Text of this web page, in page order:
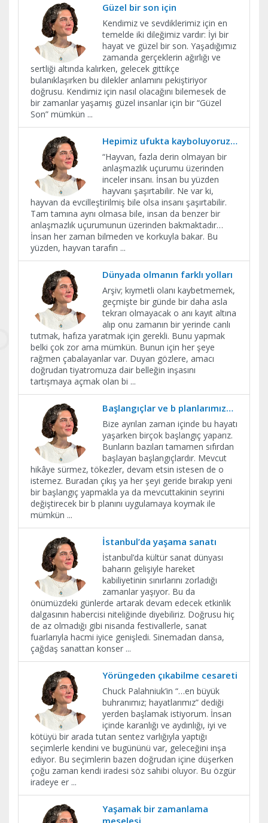
Güzel bir son için
Kendimiz ve sevdiklerimiz için en
temelde iki dileğimiz vardır: İyi bir
hayat ve güzel bir son. Yaşadığımız
zamanda gerçeklerin ağırlığı ve
sertliği altında kalırken, gelecek gittikçe
bulanıklaşırken bu dilekler anlamını pekiştiriyor
doğrusu. Kendimiz için nasıl olacağını bilemesek de
bir zamanlar yaşamış güzel insanlar için bir “Güzel
Son” mümkün ...
Hepimiz ufukta kayboluyoruz…
“Hayvan, fazla derin olmayan bir
anlaşmazlık uçurumu üzerinden
inceler insanı. İnsan bu yüzden
hayvanı şaşırtabilir. Ne var ki,
hayvan da evcilleştirilmiş bile olsa insanı şaşırtabilir.
Tam tamına aynı olmasa bile, insan da benzer bir
anlaşmazlık uçurumunun üzerinden bakmaktadır…
İnsan her zaman bilmeden ve korkuyla bakar. Bu
yüzden, hayvan tarafın ...
Dünyada olmanın farklı yolları
Arşiv; kıymetli olanı kaybetmemek,
geçmişte bir günde bir daha asla
tekrarı olmayacak o anı kayıt altına
alıp onu zamanın bir yerinde canlı
tutmak, hafıza yaratmak için gerekli. Bunu yapmak
belki çok zor ama mümkün. Bunun için her şeye
rağmen çabalayanlar var. Duyan gözlere, amacı
doğrudan tiyatromuza dair belleğin inşasını
tartışmaya açmak olan bi ...
Başlangıçlar ve b planlarımız…
Bize ayrılan zaman içinde bu hayatı
yaşarken birçok başlangıç yaparız.
Bunların bazıları tamamen sıfırdan
başlayan başlangıçlardır. Mevcut
hikâye sürmez, tökezler, devam etsin istesen de o
istemez. Buradan çıkış ya her şeyi geride bırakıp yeni
bir başlangıç yapmakla ya da mevcuttakinin seyrini
değiştirecek bir b planını uygulamaya koymak ile
mümkün ...
İstanbul’da yaşama sanatı
İstanbul’da kültür sanat dünyası
baharın gelişiyle hareket
kabiliyetinin sınırlarını zorladığı
zamanlar yaşıyor. Bu da
önümüzdeki günlerde artarak devam edecek etkinlik
dalgasının habercisi niteliğinde diyebiliriz. Doğrusu hiç
de az olmadığı gibi nisanda festivallerle, sanat
fuarlarıyla hacmi iyice genişledi. Sinemadan dansa,
çağdaş sanattan konser ...
Yörüngeden çıkabilme cesareti
Chuck Palahniuk’in “…en büyük
buhranımız; hayatlarımız” dediği
yerden başlamak istiyorum. İnsan
içinde karanlığı ve aydınlığı, iyi ve
kötüyü bir arada tutan sentez varlığıyla yaptığı
seçimlerle kendini ve bugününü var, geleceğini inşa
ediyor. Bu seçimlerin bazen doğrudan içine düşerken
çoğu zaman kendi iradesi söz sahibi oluyor. Bu özgür
iradeye er ...
Yaşamak bir zamanlama
meselesi